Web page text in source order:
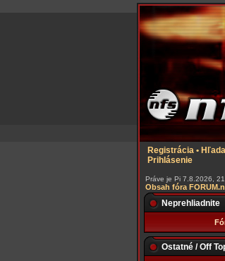
Registrácia •
Prihlásenie
Práve je Pi 7.8.2026,
Obsah fóra
Neprehliadnite
Ostatné / Off